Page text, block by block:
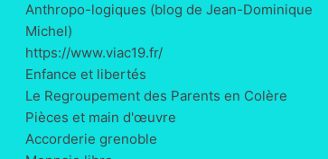
Anthropo-logiques (blog de Jean-Dominique
Michel)
https://www.viac19.fr/
Enfance et libertés
Le Regroupement des Parents en Colère
Pièces et main d'œuvre
Accorderie grenoble